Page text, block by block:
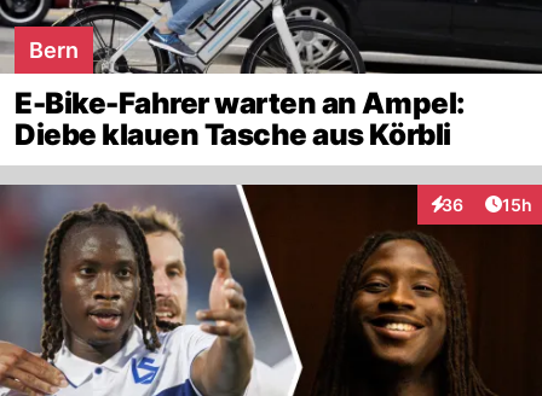
Bern
E-Bike-Fahrer warten an Ampel:
Diebe klauen Tasche aus Körbli
36
Interaktionen
15h